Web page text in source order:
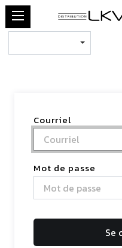
Courriel
Mot de passe
Se